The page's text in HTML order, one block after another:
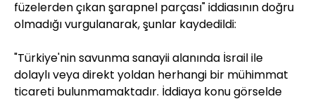
füzelerden çıkan şarapnel parçası" iddiasının doğru
olmadığı vurgulanarak, şunlar kaydedildi:
"Türkiye'nin savunma sanayii alanında İsrail ile
dolaylı veya direkt yoldan herhangi bir mühimmat
ticareti bulunmamaktadır. İddiaya konu görselde